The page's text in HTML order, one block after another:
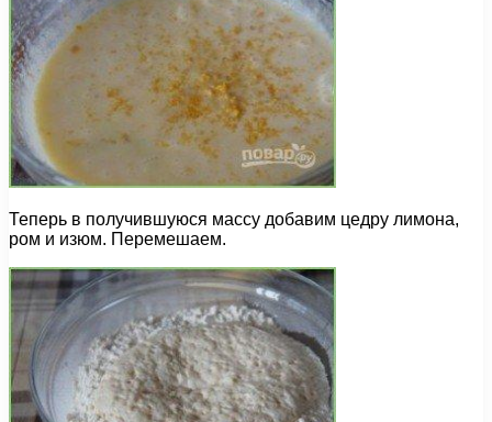
Теперь в получившуюся массу добавим цедру лимона,
ром и изюм. Перемешаем.